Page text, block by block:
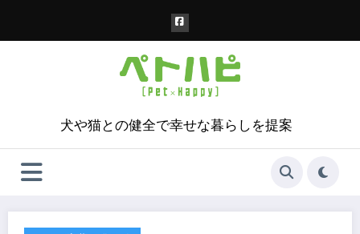
犬や猫との健全で幸せな暮らしを提案